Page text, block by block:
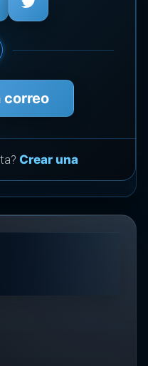
correo
Crear una